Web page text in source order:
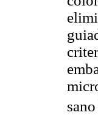
sano